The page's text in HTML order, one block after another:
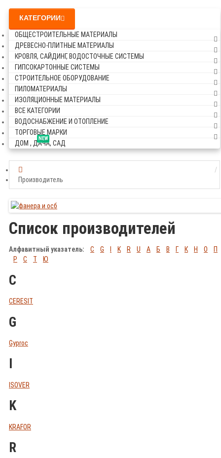
КАТЕГОРИИ
ОБЩЕСТРОИТЕЛЬНЫЕ МАТЕРИАЛЫ
ДРЕВЕСНО-ПЛИТНЫЕ МАТЕРИАЛЫ
КРОВЛЯ, САЙДИНГ, ВОДОСТОЧНЫЕ СИСТЕМЫ
ГИПСОКАРТОННЫЕ СИСТЕМЫ
СТРОИТЕЛЬНОЕ ОБОРУДОВАНИЕ
ПИЛОМАТЕРИАЛЫ
ИЗОЛЯЦИОННЫЕ МАТЕРИАЛЫ
ВСЕ КАТЕГОРИИ
ВОДОСНАБЖЕНИЕ И ОТОПЛЕНИЕ
ТОРГОВЫЕ МАРКИ
NEW
ДОМ , ДАЧА, САД
Производитель
Список производителей
Алфавитный указатель: C G K R U А Б В Г К Н О
П
Р
С Т Ю
C
CERESIT
G
Gyproc
ISOVER
K
KRAFOR
R